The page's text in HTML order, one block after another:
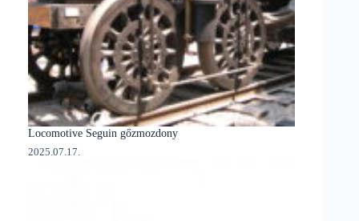
Locomotive Seguin gőzmozdony
2025.07.17.